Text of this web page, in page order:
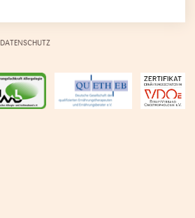
DATENSCHUTZ